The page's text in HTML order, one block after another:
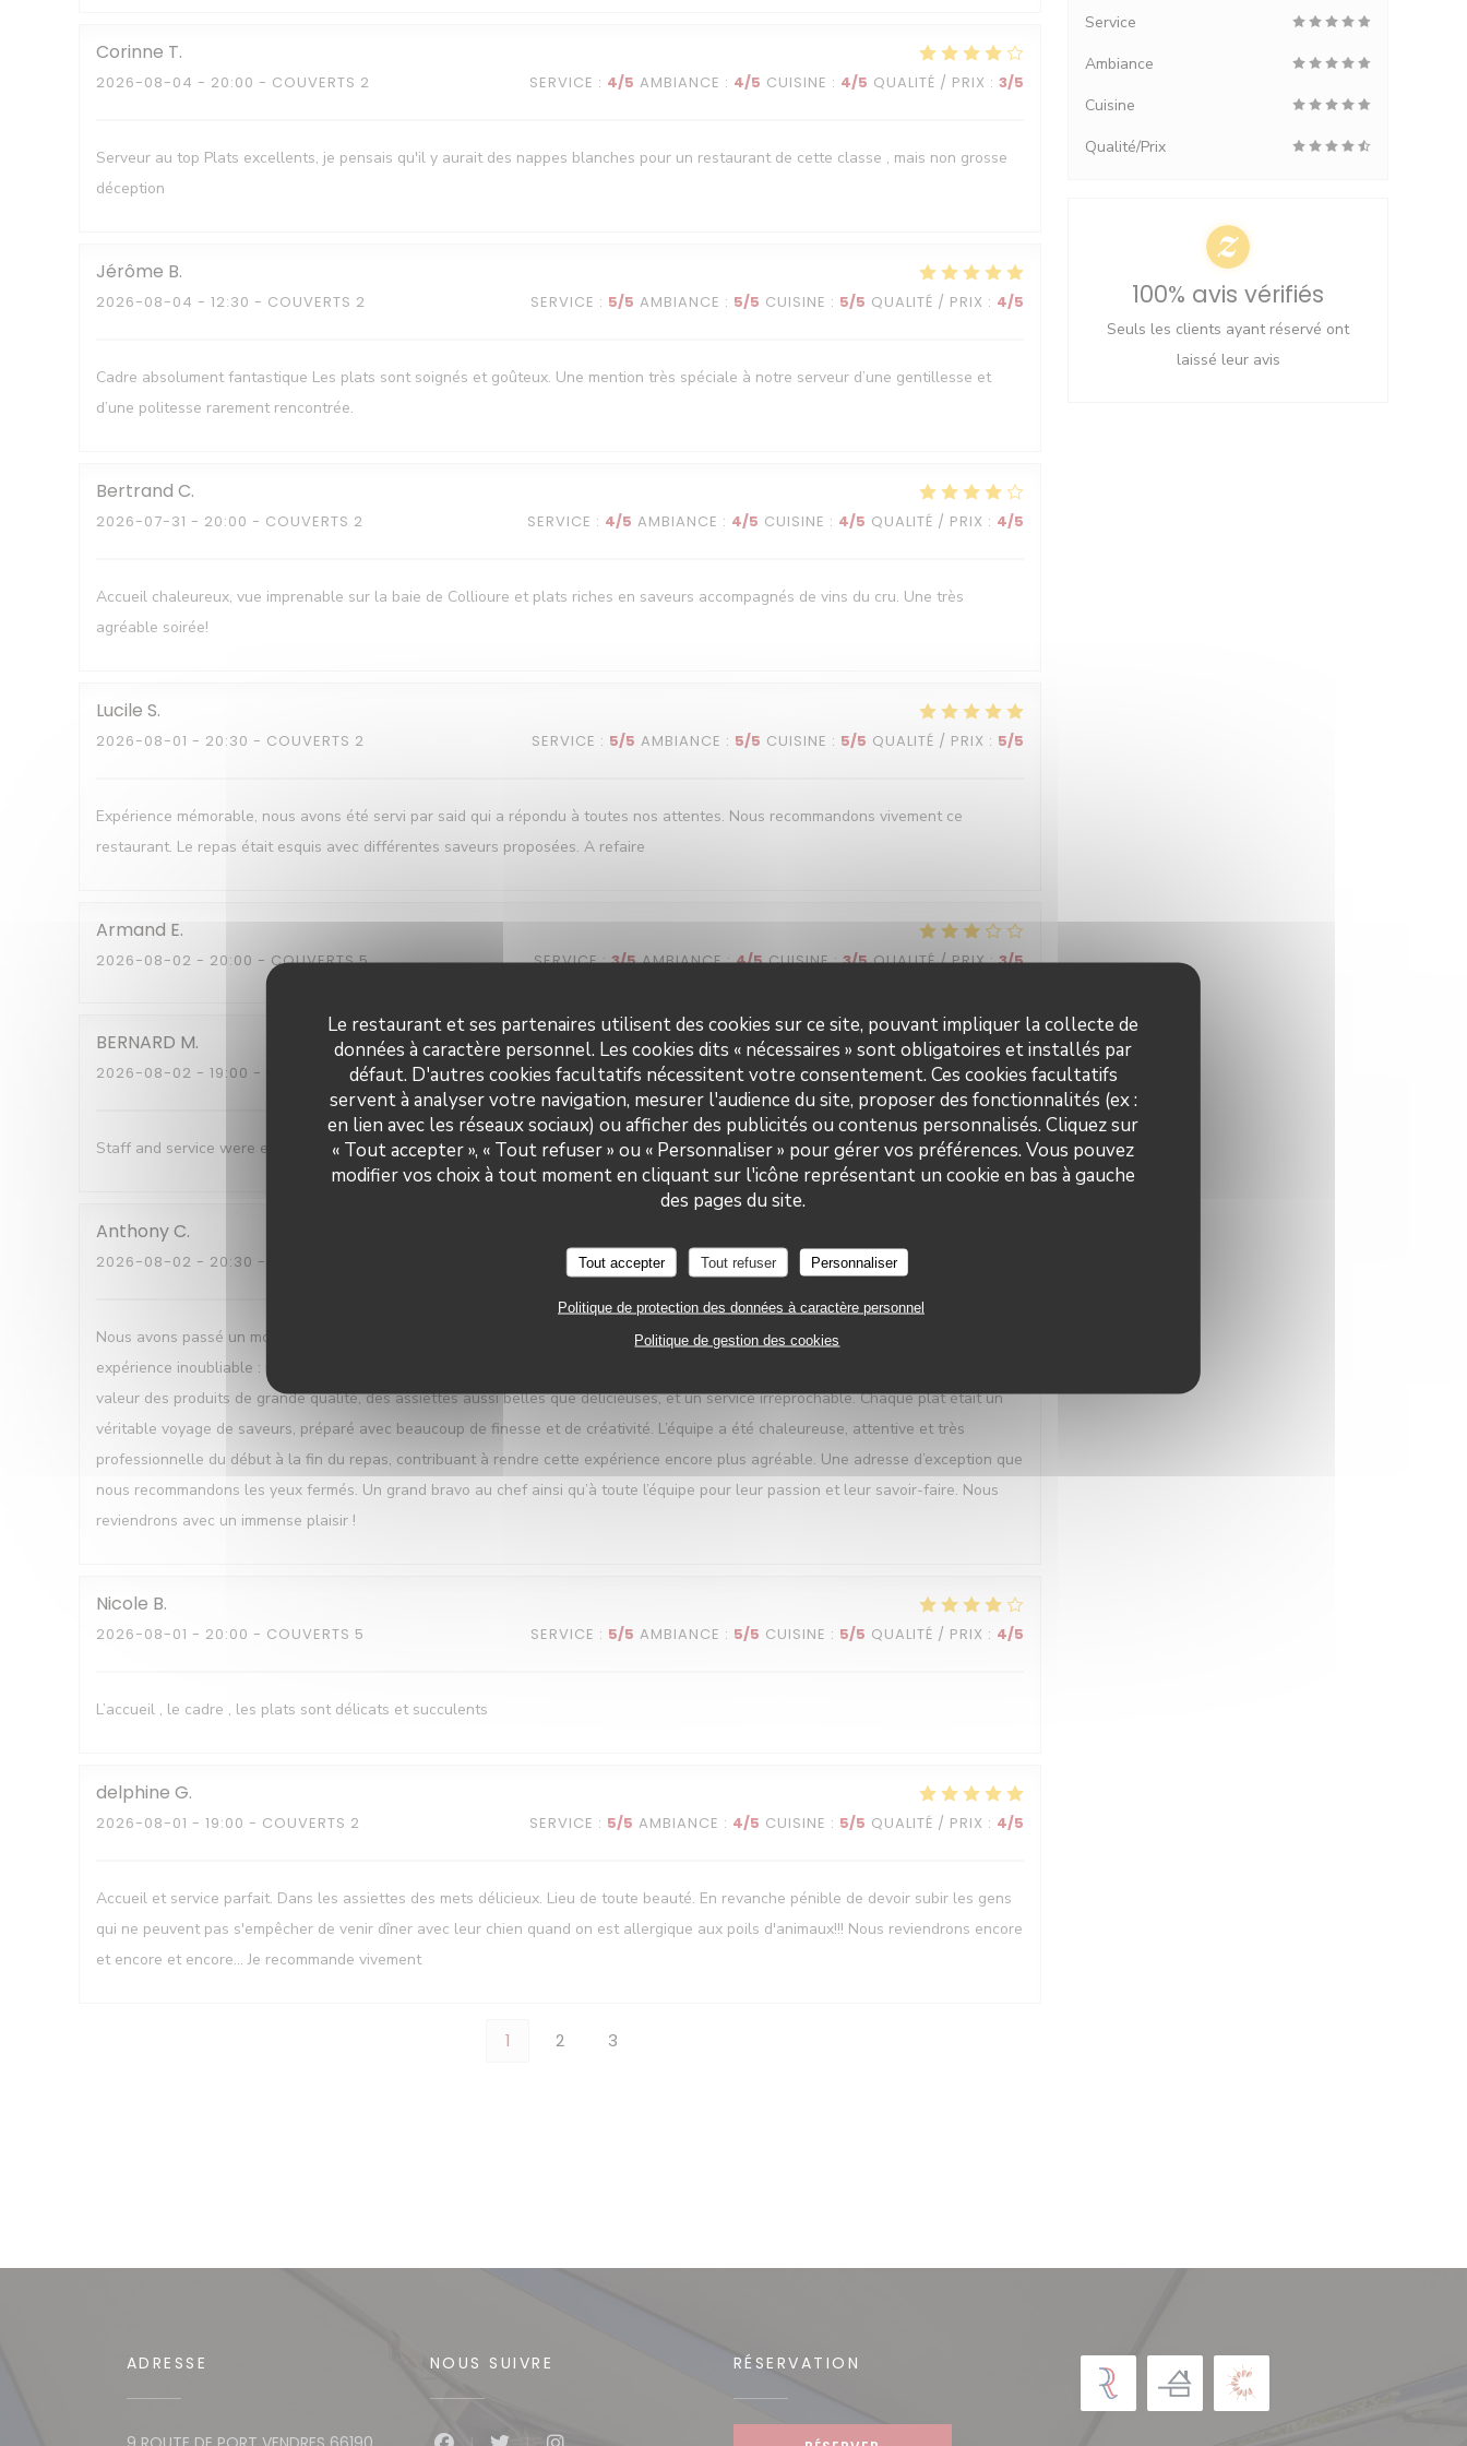
Le restaurant et ses partenaires utilisent des cookies sur ce site, pouvant impliquer la collecte de
données à caractère personnel. Les cookies dits « nécessaires » sont obligatoires et installés par
défaut. D'autres cookies facultatifs nécessitent votre consentement. Ces cookies facultatifs
servent à analyser votre navigation, mesurer l'audience du site, proposer des fonctionnalités (ex :
en lien avec les réseaux sociaux) ou afficher des publicités ou contenus personnalisés. Cliquez sur
« Tout accepter », « Tout refuser » ou « Personnaliser » pour gérer vos préférences. Vous pouvez
modifier vos choix à tout moment en cliquant sur l'icône représentant un cookie en bas à gauche
des pages du site.
Tout accepter Tout refuser Personnaliser
Politique de protection des données à caractère personnel
Politique de gestion des cookies
Corinne T
2026-08-04 - 20:00 - COUVERTS 2 SERVICE : 4/5 AMBIANCE : 4/5 CUISINE : 4/5 QUALITÉ / PRIX : 3/5
Serveur au top Plats excellents, je pensais qu'il y aurait des nappes blanches pour un restaurant de cette classe , mais non grosse
déception
Jérôme B
2026-08-04 - 12:30 - COUVERTS 2 SERVICE : 5/5 AMBIANCE : 5/5 CUISINE : 5/5 QUALITÉ / PRIX : 4/5
Cadre absolument fantastique Les plats sont soignés et goûteux. Une mention très spéciale à notre serveur d’une gentillesse et
d’une politesse rarement rencontrée.
Bertrand C
2026-07-31 - 20:00 - COUVERTS 2 SERVICE : 4/5 AMBIANCE : 4/5 CUISINE : 4/5 QUALITÉ / PRIX : 4/5
Accueil chaleureux, vue imprenable sur la baie de Collioure et plats riches en saveurs accompagnés de vins du cru. Une très
agréable soirée!
Lucile S
2026-08-01 - 20:30 - COUVERTS 2 SERVICE : 5/5 AMBIANCE : 5/5 CUISINE : 5/5 QUALITÉ / PRIX : 5/5
Expérience mémorable, nous avons été servi par said qui a répondu à toutes nos attentes. Nous recommandons vivement ce
restaurant. Le repas était esquis avec différentes saveurs proposées. A refaire
Armand E
2026-08-02 - 20:00 - COUVERTS 5 SERVICE: 3/5 AMBIANCE: 4/5 CUISINE: 3/5 QUALITÉ / PRIX: 3/5
BERNARD M
2026-08-02 - 19:00 - COUVERTS 7 SERVICE: 5/5 AMBIANCE: 5 /5 CUISINE: 5/5 QUALITÉ / PRIX: 5/5
Staff and service were excellent , Good humoured , helpful and polite . Food was superb Presentation and location fabulous.
AnthonyC
2026-08-02 - 20:30 - COUVERTS 2 SERVICE: 5/5 AMBIANCE: 5/5 CUISINE: 5/5 QUALITÉ / PRIX
Nous avons passé un moment tout simplement exceptionnel au Restaurant Le Neptune à Collioure. Tout était réuni pour vivre une
expérience inoubliable : un cadre magnifique avec une vue imprenable sur la baie de Collioure, une cuisine raffinée mettant en
valeur des produits de grande qualité, des assiettes aussi belles que délicieuses, et un service irréprochable. Chaque plat était un
véritable voyage de saveurs, préparé avec beaucoup de finesse et de créativité. L’équipe a été chaleureuse, attentive et très
professionnelle du début à la fin du repas, contribuant à rendre cette expérience encore plus agréable. Une adresse d’exception que
nous recommandons les yeux fermés. Un grand bravo au chef ainsi qu’à toute l’équipe pour leur passion et leur savoir-faire. Nous
reviendrons avec un immense plaisir !
Nicole B
2026-08-01 - 20:00 - COUVERTS 5 SERVICE : 5/5 AMBIANCE : 5/5 CUISINE : 5/5 QUALITÉ / PRIX : 4/5
L’accueil , le cadre , les plats sont délicats et succulents
delphine G
2026-08-01 - 19:00 - COUVERTS 2 SERVICE : 5/5 AMBIANCE : 4/5 CUISINE : 5/5 QUALITÉ / PRIX : 4/5
Accueil et service parfait. Dans les assiettes des mets délicieux. Lieu de toute beauté. En revanche pénible de devoir subir les gens
qui ne peuvent pas s'empêcher de venir dîner avec leur chien quand on est allergique aux poils d'animaux!!! Nous reviendrons encore
et encore et encore... Je recommande vivement
1 2 3
Service
Ambiance
Cuisine
Qualité/Prix
100% avis vérifiés
Seuls les clients ayant réservé ont
laissé leur avis
ADRESSE NOUS SUIVRE RÉSERVATION
Le Neptune